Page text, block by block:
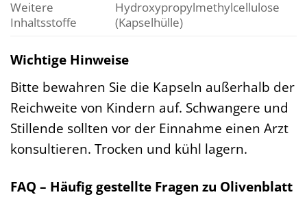
Weitere
Inhaltsstoffe
Hydroxypropylmethylcellulose
(Kapselhülle)
Wichtige Hinweise
Bitte bewahren Sie die Kapseln außerhalb der
Reichweite von Kindern auf. Schwangere und
Stillende sollten vor der Einnahme einen Arzt
konsultieren. Trocken und kühl lagern.
FAQ – Häufig gestellte Fragen zu Olivenblatt